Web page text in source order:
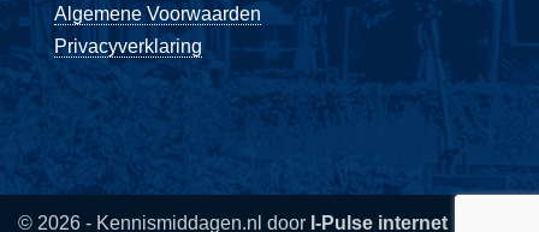
Algemene Voorwaarden
Privacyverklaring
© 2026 - Kennismiddagen.nl door I-Pulse internet